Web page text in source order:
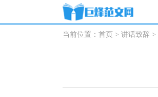
当前位置： 首页 > 讲话致辞 >